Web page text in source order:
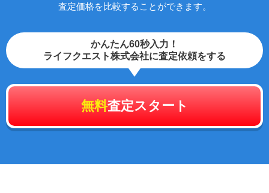
査定価格を比較することができます。
かんたん60秒入力！
ライフクエスト株式会社に査定依頼をする
無料査定スタート